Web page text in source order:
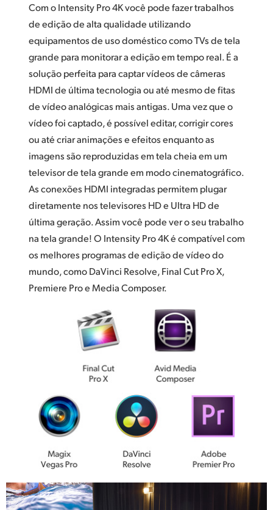
Ukraine
United Kingdom
United States
Com o Intensity Pro 4K você pode fazer trabalhos
de edição de alta qualidade utilizando
equipamentos de uso doméstico como TVs de tela
grande para monitorar a edição em tempo real. É a
solução perfeita para captar vídeos de câmeras
HDMI de última tecnologia ou até mesmo de fitas
de vídeo analógicas mais antigas. Uma vez que o
vídeo foi captado, é possível editar, corrigir cores
ou até criar animações e efeitos enquanto as
imagens são reproduzidas em tela cheia em um
televisor de tela grande em modo cinematográfico.
As conexões HDMI integradas permitem plugar
diretamente nos televisores HD e Ultra HD de
última geração. Assim você pode ver o seu trabalho
na tela grande! O Intensity Pro 4K é compatível com
os melhores programas de edição de vídeo do
mundo, como DaVinci Resolve, Final Cut Pro X,
Premiere Pro e Media Composer.